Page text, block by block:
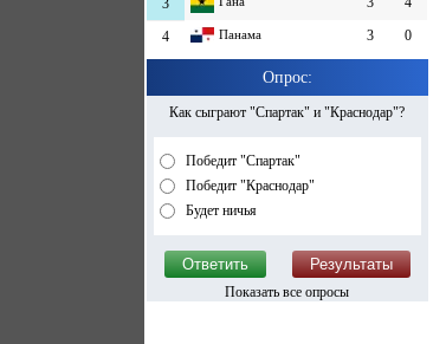
3
4 Панама 3 0
Опрос:
Как сыграют "Спартак" и "Краснодар"?
Победит "Спартак"
Победит "Краснодар"
Будет ничья
Показать все опросы